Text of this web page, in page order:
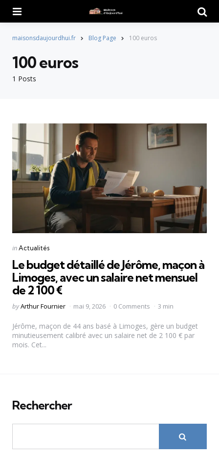
maisonsdaujourdhui.fr Blog Page 100 euros
1 Posts
100 euros
Categories
Posted
inActualités
Le budget détaillé de Jérôme, maçon à
Limoges, avec un salaire net mensuel
de 2 100 €
Posted
byArthur Fournier mai 9, 2026 0 Comments 3 min
Jérôme, maçon de 44 ans basé à Limoges, gère un budget
minutieusement calibré avec un salaire net de 2 100 € par
mois. Cet...
Rechercher